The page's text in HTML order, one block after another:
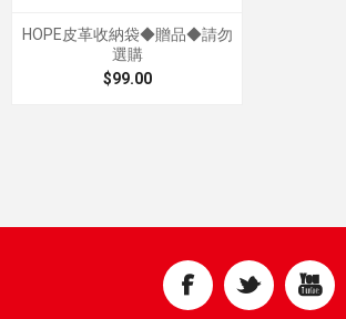
HOPE皮革收納袋◆贈品◆請勿
選購
$99.00